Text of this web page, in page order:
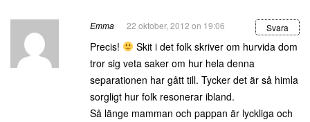
Emma 22 oktober, 2012 on 19:06 Svara
Precis!
Skit i det folk skriver om hurvida dom
tror sig veta saker om hur hela denna
separationen har gått till. Tycker det är så himla
sorgligt hur folk resonerar ibland.
Så länge mamman och pappan är lyckliga och